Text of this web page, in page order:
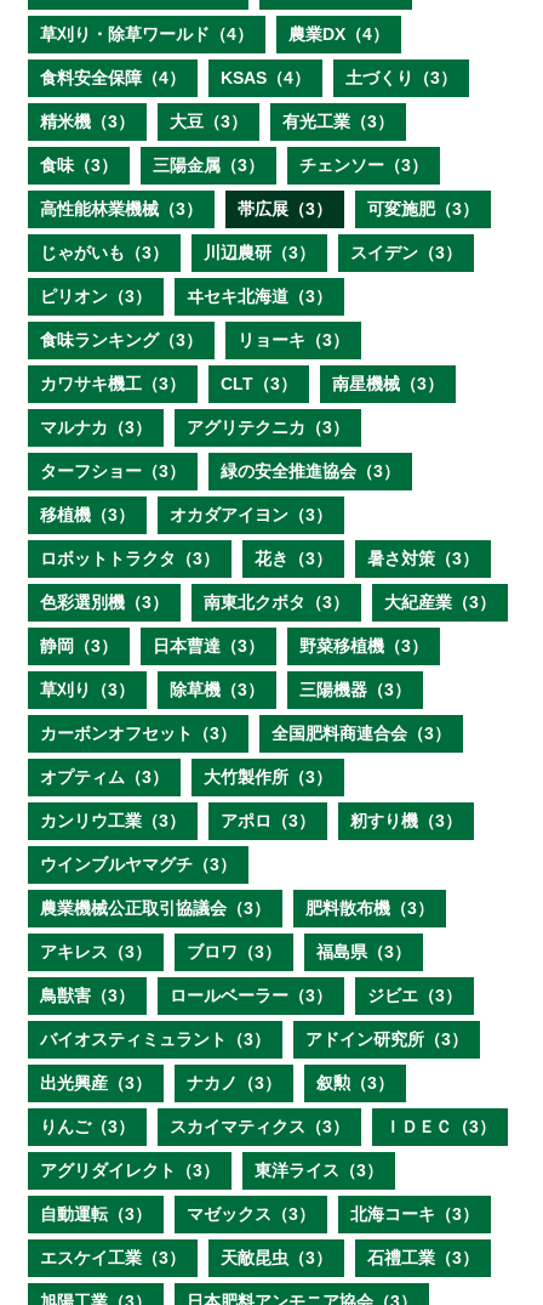
草刈り・除草ワールド（4） 農業DX（4）
食料安全保障（4） KSAS（4） 土づくり（3）
精米機（3） 大豆（3） 有光工業（3）
食味（3） 三陽金属（3） チェンソー（3）
高性能林業機械（3） 帯広展（3） 可変施肥（3）
じゃがいも（3） 川辺農研（3） スイデン（3）
ピリオン（3） ヰセキ北海道（3）
食味ランキング（3） リョーキ（3）
カワサキ機工（3） CLT（3） 南星機械（3）
マルナカ（3） アグリテクニカ（3）
ターフショー（3） 緑の安全推進協会（3）
移植機（3） オカダアイヨン（3）
ロボットトラクタ（3） 花き（3） 暑さ対策（3）
色彩選別機（3） 南東北クボタ（3） 大紀産業（3）
静岡（3） 日本曹達（3） 野菜移植機（3）
草刈り（3） 除草機（3） 三陽機器（3）
カーボンオフセット（3） 全国肥料商連合会（3）
オプティム（3） 大竹製作所（3）
カンリウ工業（3） アポロ（3） 籾すり機（3）
ウインブルヤマグチ（3）
農業機械公正取引協議会（3） 肥料散布機（3）
アキレス（3） ブロワ（3） 福島県（3）
鳥獣害（3） ロールベーラー（3） ジビエ（3）
バイオスティミュラント（3） アドイン研究所（3）
出光興産（3） ナカノ（3） 叙勲（3）
りんご（3） スカイマティクス（3） ＩＤＥＣ（3）
アグリダイレクト（3） 東洋ライス（3）
自動運転（3） マゼックス（3） 北海コーキ（3）
エスケイ工業（3） 天敵昆虫（3） 石禮工業（3）